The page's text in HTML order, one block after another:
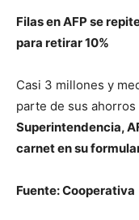
Filas en AFP se
para retirar 10%
Casi 3 millones y
parte de sus
Superintendencia,
carnet en su
Fuente: Cooperativa